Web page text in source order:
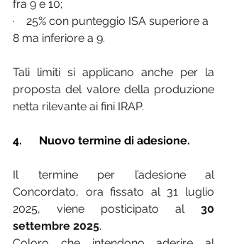
fra 9 e 10;
·    25% con punteggio ISA superiore a
8 ma inferiore a 9.
Tali limiti si applicano anche per la
proposta del valore della produzione
netta rilevante ai fini IRAP.
4. Nuovo termine di adesione.
Il termine per l’adesione al
Concordato, ora fissato al 31 luglio
2025, viene posticipato al 30
settembre 2025.